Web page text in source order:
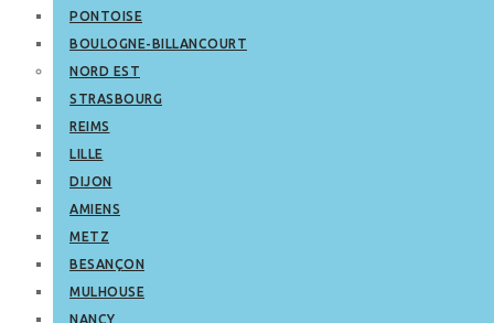
PONTOISE
BOULOGNE-BILLANCOURT
NORD EST
STRASBOURG
REIMS
LILLE
DIJON
AMIENS
METZ
BESANÇON
MULHOUSE
NANCY